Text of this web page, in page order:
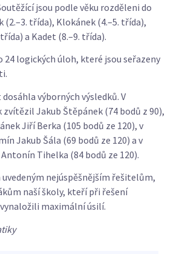
jsou podle věku rozděleni do
(2.–3. třída), Klokánek (4.–5. třída),
a Kadet (8.–9. třída).
24 logických úloh, které jsou seřazeny
výborných výsledků. V
zvítězil Jakub Štěpánek (74 bodů z 90),
Jiří Berka (105 bodů ze 120), v
Jakub Šála (69 bodů ze 120) a v
Tihelka (84 bodů ze 120).
uvedeným nejúspěšnějším řešitelům,
naší školy, kteří při řešení
maximální úsilí.